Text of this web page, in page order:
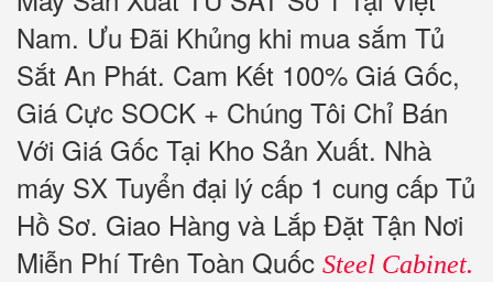
Nam. Ưu Đãi Khủng khi mua sắm Tủ
Sắt An Phát. Cam Kết 100% Giá Gốc,
Giá Cực SOCK + Chúng Tôi Chỉ Bán
Với Giá Gốc Tại Kho Sản Xuất. Nhà
máy SX Tuyển đại lý cấp 1 cung cấp Tủ
Hồ Sơ. Giao Hàng và Lắp Đặt Tận Nơi
Miễn Phí Trên Toàn Quốc Steel Cabinet.